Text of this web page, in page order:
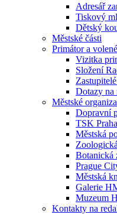
Adresář
Tiskový
Dětský
Městské části
Primátor a
Vizitka
Složení
Dotazy na
Městské
Dopravní
TSK Praha
Městská
Botanická
Prague
Městská
Galerie
Muzeum
Kontakty na